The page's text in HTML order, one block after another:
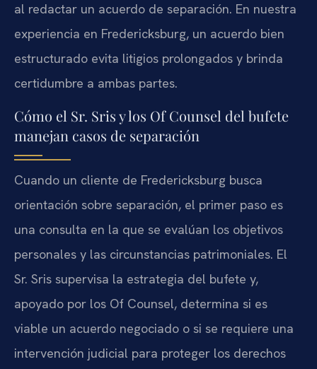
al redactar un acuerdo de separación. En nuestra
experiencia en Fredericksburg, un acuerdo bien
estructurado evita litigios prolongados y brinda
certidumbre a ambas partes.
Cómo el Sr. Sris y los Of Counsel del bufete
manejan casos de separación
Cuando un cliente de Fredericksburg busca
orientación sobre separación, el primer paso es
una consulta en la que se evalúan los objetivos
personales y las circunstancias patrimoniales. El
Sr. Sris supervisa la estrategia del bufete y,
apoyado por los Of Counsel, determina si es
viable un acuerdo negociado o si se requiere una
intervención judicial para proteger los derechos